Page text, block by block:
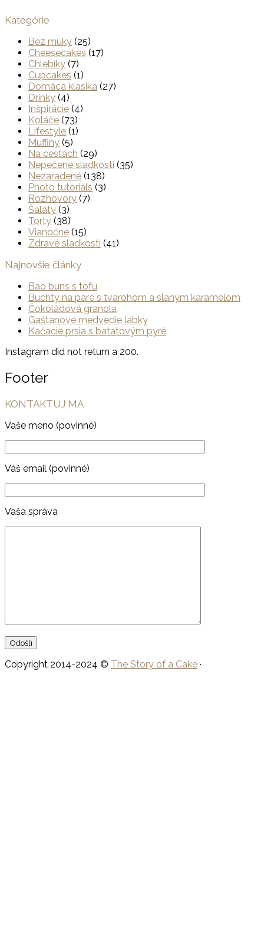
Kategórie
Bez múky (25)
Cheesecakes (17)
Chlebíky (7)
Cupcakes (1)
Domáca klasika (27)
Drinky (4)
Inšpirácie (4)
Koláče (73)
Lifestyle (1)
Muffiny (5)
Na cestách (29)
Nepečené sladkosti (35)
Nezaradené (138)
Photo tutorials (3)
Rozhovory (7)
Šaláty (3)
Torty (38)
Vianočné (15)
Zdravé sladkosti (41)
Najnovšie články
Bao buns s tofu
Buchty na pare s tvarohom a slaným karamelom
Čokoládová granola
Gaštanové medvedie labky
Kačacie prsia s batatovým pyré
Instagram did not return a 200.
Footer
KONTAKTUJ MA
Vaše meno (povinné)
Váš email (povinné)
Vaša správa
Copyright 2014-2024 © The Story of a Cake ·